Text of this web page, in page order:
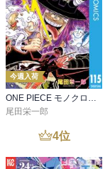
今週入荷
ONE PIECE モノクロ版 115
尾田栄一郎
4位